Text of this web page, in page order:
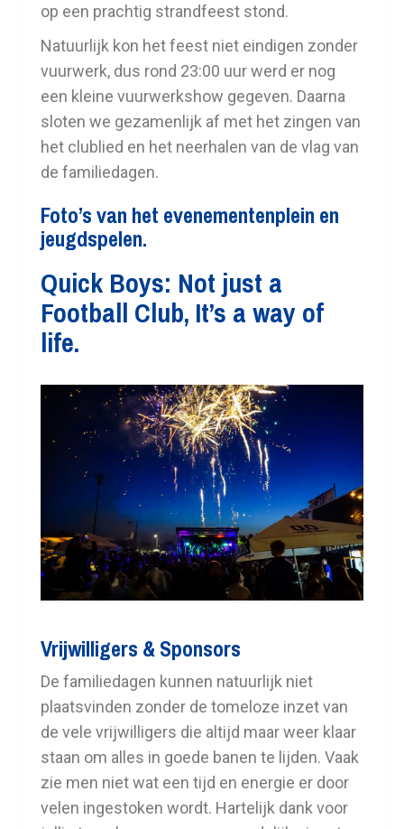
op een prachtig strandfeest stond.
Natuurlijk kon het feest niet eindigen zonder
vuurwerk, dus rond 23:00 uur werd er nog
een kleine vuurwerkshow gegeven. Daarna
sloten we gezamenlijk af met het zingen van
het clublied en het neerhalen van de vlag van
de familiedagen.
Foto’s van het evenementenplein en
jeugdspelen.
Quick Boys: Not just a
Football Club, It’s a way of
life.
Vrijwilligers & Sponsors
De familiedagen kunnen natuurlijk niet
plaatsvinden zonder de tomeloze inzet van
de vele vrijwilligers die altijd maar weer klaar
staan om alles in goede banen te lijden. Vaak
zie men niet wat een tijd en energie er door
velen ingestoken wordt. Hartelijk dank voor